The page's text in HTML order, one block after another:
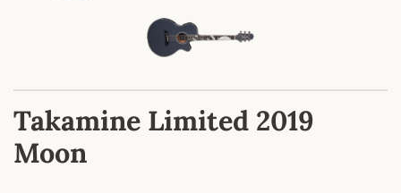
Takamine Limited 2019
Moon